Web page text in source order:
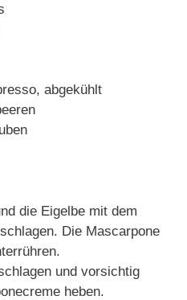
abgekühlt
die Eigelbe mit dem
Die Mascarpone
und vorsichtig
heben.